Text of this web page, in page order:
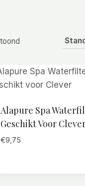
Alapure Spa
Geschikt Voor
€9,75